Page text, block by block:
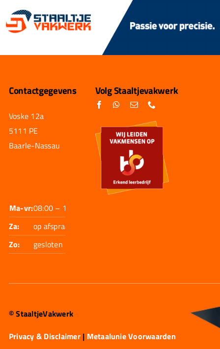
Contactgegevens
Voske 12a
5111 PE
Baarle-Nassau
Ma-vr:08:00 – 17:30
Za:
op afspraak
Zo:
gesloten
Volg Staaltjevakwerk
© StaaltjeVakwerk
Privacy & Disclaimer| Metaalunie Voorwaarden